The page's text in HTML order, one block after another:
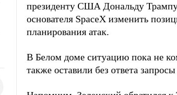
президенту США Дональду
основателя SpaceX изменить
планирования атак.
В Белом доме ситуацию пока не
также оставили без ответа